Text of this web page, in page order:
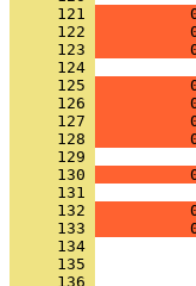
     121
     122
     123
     124
     125
     126
     127
     128
     129
     130
     131
     132
     133
     134
     135
     136